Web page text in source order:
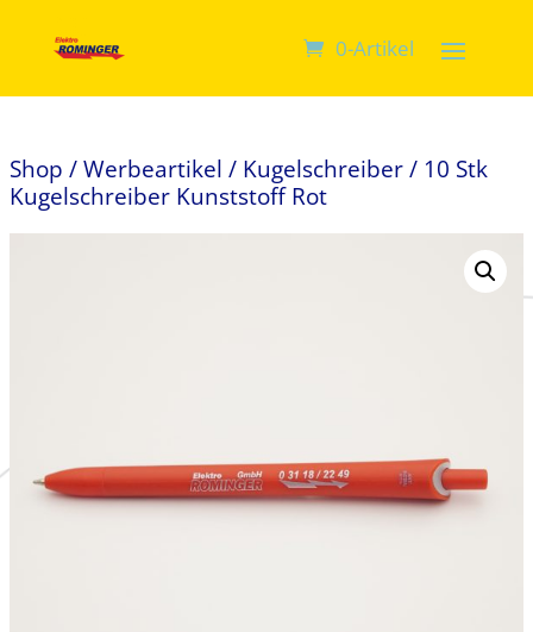
0-Artikel
Shop /Werbeartikel / Kugelschreiber/ 10 Stk
Kugelschreiber Kunststoff Rot